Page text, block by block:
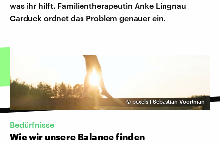
was ihr hilft. Familientherapeutin Anke Lingnau
Carduck ordnet das Problem genauer ein.
© pexels I Sebastian Voortman
Bedürfnisse
Wie wir unsere Balance finden